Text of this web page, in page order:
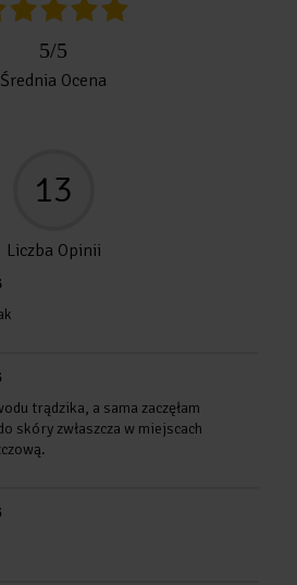
5/5
Średnia Ocena
13
Liczba Opinii
trądzika, a sama zaczęłam
skóry zwłaszcza w miejscach